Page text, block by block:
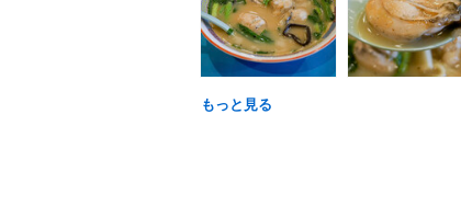
もっと見る